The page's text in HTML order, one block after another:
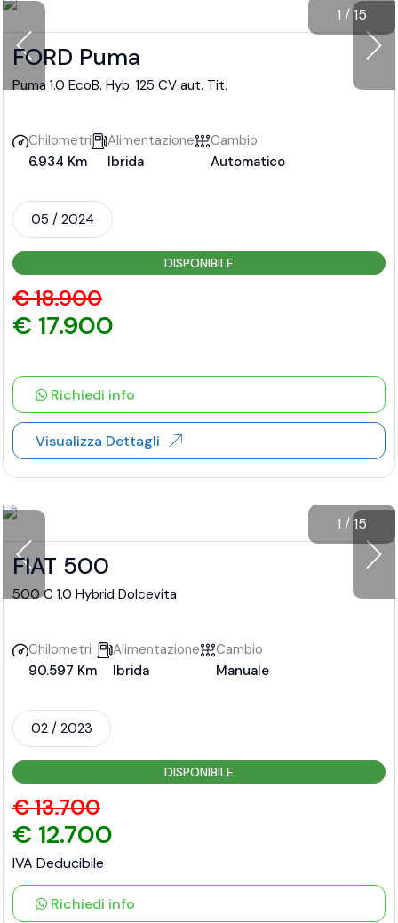
1 /15
FORD Puma
Puma 1.0 EcoB. Hyb. 125 CV aut. Tit.
Chilometri
6.934 Km
Alimentazione
Ibrida
Cambio
Automatico
05 / 2024
DISPONIBILE
€ 18.900
€ 17.900
Richiedi info
Visualizza Dettagli
1 /15
FIAT 500
500 C 1.0 Hybrid Dolcevita
Chilometri
90.597 Km
Alimentazione
Ibrida
Cambio
Manuale
02 / 2023
DISPONIBILE
€ 13.700
€ 12.700
IVA Deducibile
Richiedi info